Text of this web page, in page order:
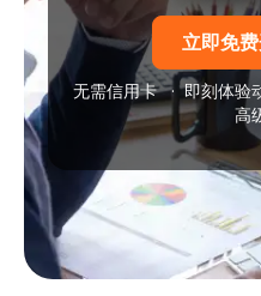
立即免
无需信用卡 · 即刻体验
高